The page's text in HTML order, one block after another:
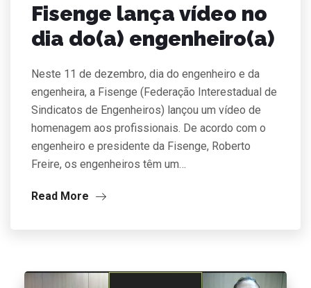
Fisenge lança vídeo no
dia do(a) engenheiro(a)
Neste 11 de dezembro, dia do engenheiro e da
engenheira, a Fisenge (Federação Interestadual de
Sindicatos de Engenheiros) lançou um vídeo de
homenagem aos profissionais. De acordo com o
engenheiro e presidente da Fisenge, Roberto
Freire, os engenheiros têm um…
Read More